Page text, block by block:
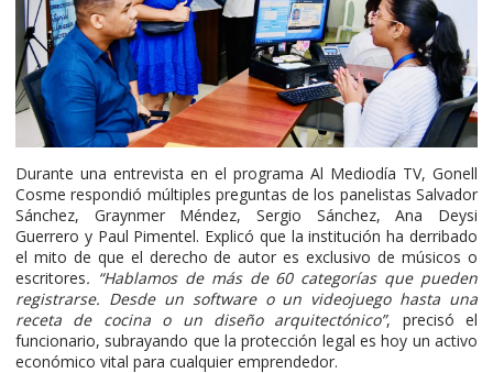
Durante una entrevista en el programa Al Mediodía TV, Gonell
Cosme respondió múltiples preguntas de los panelistas Salvador
Sánchez, Graynmer Méndez, Sergio Sánchez, Ana Deysi
Guerrero y Paul Pimentel. Explicó que la institución ha derribado
el mito de que el derecho de autor es exclusivo de músicos o
escritores. “Hablamos de más de 60 categorías que pueden
registrarse. Desde un software o un videojuego hasta una
receta de cocina o un diseño arquitectónico”, precisó el
funcionario, subrayando que la protección legal es hoy un activo
económico vital para cualquier emprendedor.